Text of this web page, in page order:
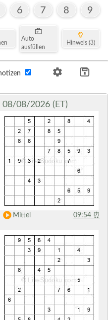
6 7 8 9
Auto
ausfüllen
Hinweis (3)
08/08/2026 (ET)
Mittel 09:54 ⏰